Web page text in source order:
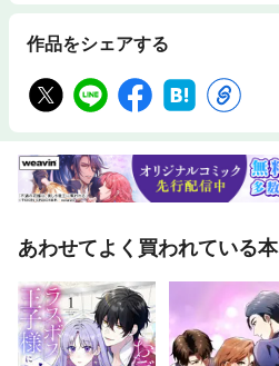
作品をシェアする
あわせてよく買われている本